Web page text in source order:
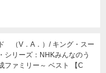
（V．A．）/ キング・スー
シリーズ：NHKみんなのう
ファミリー～ ベスト 【C